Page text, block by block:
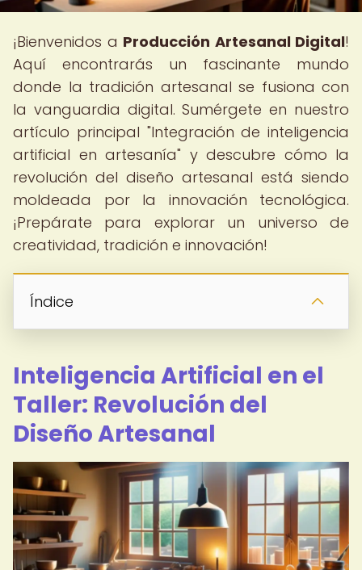
¡Bienvenidos a Producción Artesanal Digital!
Aquí encontrarás un fascinante mundo
donde la tradición artesanal se fusiona con
la vanguardia digital. Sumérgete en nuestro
artículo principal "Integración de inteligencia
artificial en artesanía" y descubre cómo la
revolución del diseño artesanal está siendo
moldeada por la innovación tecnológica.
¡Prepárate para explorar un universo de
creatividad, tradición e innovación!
Índice
Inteligencia Artificial en el
Taller: Revolución del
Diseño Artesanal